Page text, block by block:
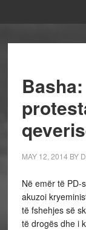
MAY 12, 2014 BY
Në emër të PD-
akuzoi
të fshehjes së
të drogës dhe i